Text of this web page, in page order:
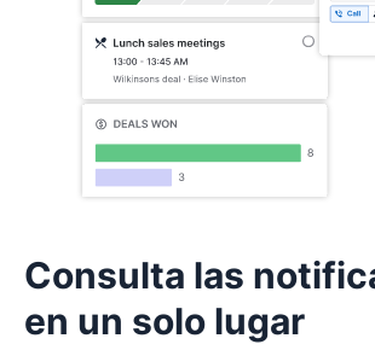
Consulta las
en un solo lugar